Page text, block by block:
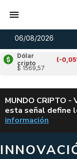
06/08/2026
Dólar
cripto
(-
$ 1569,57
Cardano
(-
u$s 0,19
MUNDO CRIPTO
esta señal define
información